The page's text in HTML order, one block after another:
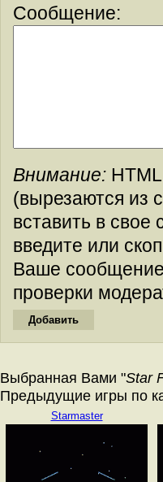
Сообщение:
Внимание:
(вырезаются из
вставить в
введите или
Ваше
проверки
Выбранная Вами "Star
Предыдущие игры по
Starmaster